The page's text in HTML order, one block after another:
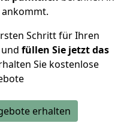
Schritt für Ihren
füllen Sie jetzt das
Sie kostenlose
erhalten